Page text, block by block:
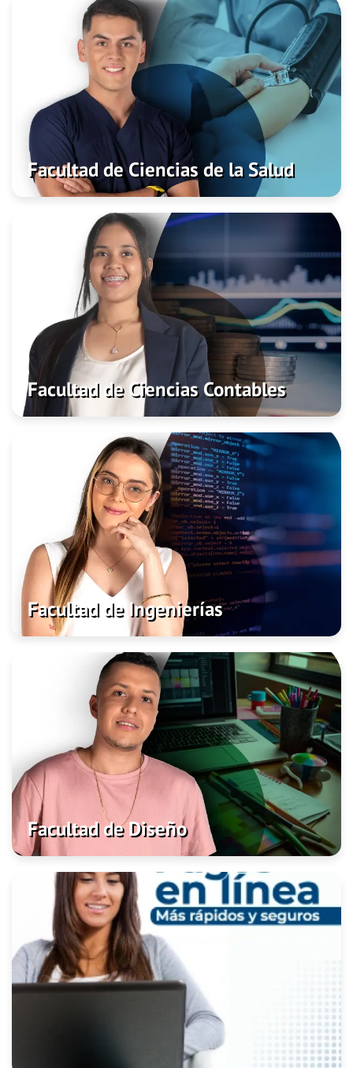
Facultad de Ciencias de la Salud
Facultad de Ciencias de la Salud
Admisiones
Programas
Investigación
Facultad de Ciencias Contables
Facultad de Ciencias Contables
Admisiones
Programas
Investigación
Facultad de Ingenierías
Facultad de Ingenierías
Admisiones
Programas
Investigación
Facultad de Diseño
Facultad de Diseño
Admisiones
Programas
Investigación
PASO A PASO PAGOS EN LÍNEA